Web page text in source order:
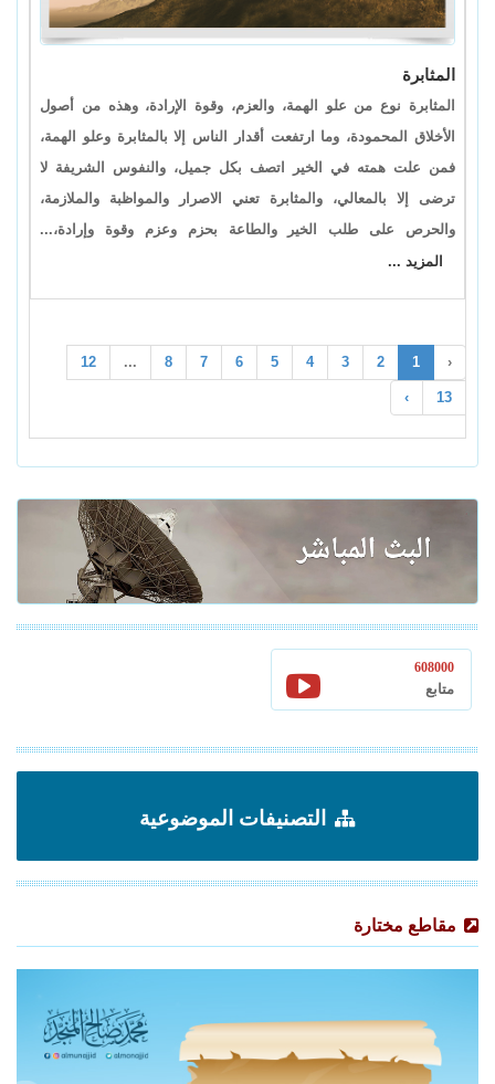
المثابرة
المثابرة نوع من علو الهمة، والعزم، وقوة الإرادة، وهذه من أصول
الأخلاق المحمودة، وما ارتفعت أقدار الناس إلا بالمثابرة وعلو الهمة،
فمن علت همته في الخير اتصف بكل جميل، والنفوس الشريفة لا
ترضى إلا بالمعالي، والمثابرة تعني الاصرار والمواظبة والملازمة،
والحرص على طلب الخير والطاعة بحزم وعزم وقوة وإرادة،...
المزيد ...
‹
1
2
3
4
5
6
7
8
...
12
13
›
608000
متابع
التصنيفات الموضوعية
مقاطع مختارة